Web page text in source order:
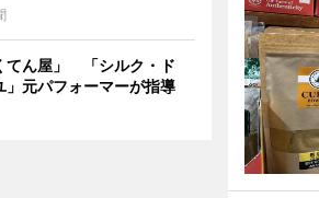
てん屋」 「シルク・ド
」元パフォーマーが指導